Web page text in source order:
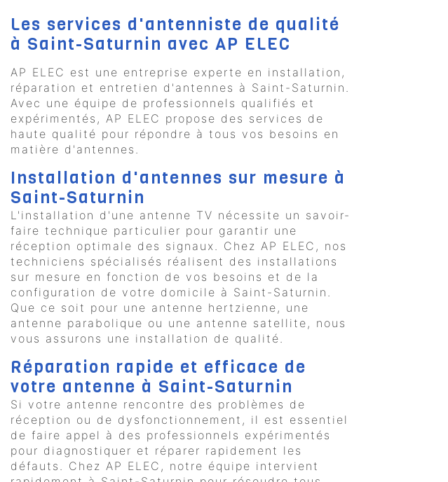
Les services d'antenniste de qualité
à Saint-Saturnin avec AP ELEC
AP ELEC est une entreprise experte en installation,
réparation et entretien d'antennes à Saint-Saturnin.
Avec une équipe de professionnels qualifiés et
expérimentés, AP ELEC propose des services de
haute qualité pour répondre à tous vos besoins en
matière d'antennes.
Installation d'antennes sur mesure à
Saint-Saturnin
L'installation d'une antenne TV nécessite un savoir-
faire technique particulier pour garantir une
réception optimale des signaux. Chez AP ELEC, nos
techniciens spécialisés réalisent des installations
sur mesure en fonction de vos besoins et de la
configuration de votre domicile à Saint-Saturnin.
Que ce soit pour une antenne hertzienne, une
antenne parabolique ou une antenne satellite, nous
vous assurons une installation de qualité.
Réparation rapide et efficace de
votre antenne à Saint-Saturnin
Si votre antenne rencontre des problèmes de
réception ou de dysfonctionnement, il est essentiel
de faire appel à des professionnels expérimentés
pour diagnostiquer et réparer rapidement les
défauts. Chez AP ELEC, notre équipe intervient